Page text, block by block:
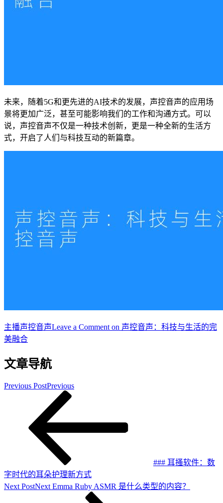
未来，随着5G和更先进的AI技术的发展，声控音声的应用场
景将更加广泛，甚至可能影响我们的工作和沟通方式。可以
说，声控音声不仅是一种技术创新，更是一种全新的生活方
式，开启了人们与科技互动的新篇章。
主播声控音声Leave a Comment on 声控音声：科技与生活的完
美融合
文章导航
Previous PostPrevious
### 耳搔软件：数
字时代的耳朵护理新方式
Next PostNext Emma Ruby ASMR 是什么类型的内容？